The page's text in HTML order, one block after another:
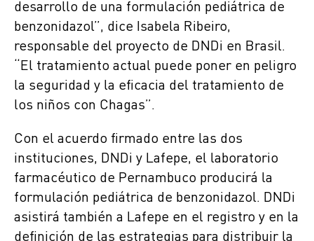
desarrollo de una formulación pediátrica de
benzonidazol”, dice Isabela Ribeiro,
responsable del proyecto de DNDi en Brasil.
“El tratamiento actual puede poner en peligro
la seguridad y la eficacia del tratamiento de
los niños con Chagas”.
Con el acuerdo firmado entre las dos
instituciones, DNDi y Lafepe, el laboratorio
farmacéutico de Pernambuco producirá la
formulación pediátrica de benzonidazol. DNDi
asistirá también a Lafepe en el registro y en la
definición de las estrategias para distribuir la